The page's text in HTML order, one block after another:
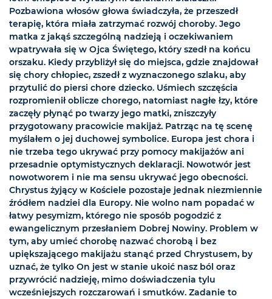
Pozbawiona włosów głowa świadczyła, że przeszedł
terapię, która miała zatrzymać rozwój choroby. Jego
matka z jakąś szczególną nadzieją i oczekiwaniem
wpatrywała się w Ojca Świętego, który szedł na końcu
orszaku. Kiedy przybliżył się do miejsca, gdzie znajdował
się chory chłopiec, zszedł z wyznaczonego szlaku, aby
przytulić do piersi chore dziecko. Uśmiech szczęścia
rozpromienił oblicze chorego, natomiast nagłe łzy, które
zaczęły płynąć po twarzy jego matki, zniszczyły
przygotowany pracowicie makijaż. Patrząc na tę scenę
myślałem o jej duchowej symbolice. Europa jest chora i
nie trzeba tego ukrywać przy pomocy makijażów ani
przesadnie optymistycznych deklaracji. Nowotwór jest
nowotworem i nie ma sensu ukrywać jego obecności.
Chrystus żyjący w Kościele pozostaje jednak niezmiennie
źródłem nadziei dla Europy. Nie wolno nam popadać w
łatwy pesymizm, którego nie sposób pogodzić z
ewangelicznym przesłaniem Dobrej Nowiny. Problem w
tym, aby umieć chorobę nazwać chorobą i bez
upiększającego makijażu stanąć przed Chrystusem, by
uznać, że tylko On jest w stanie ukoić nasz ból oraz
przywrócić nadzieję, mimo doświadczenia tylu
wcześniejszych rozczarowań i smutków. Zadanie to